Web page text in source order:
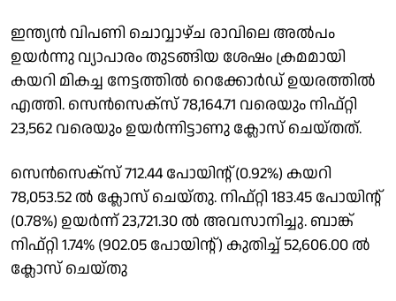
ഇന്ത്യൻ വിപണി ചാെവ്വാഴ്ച രാവിലെ അൽപം
ഉയർന്നു വ്യാപാരം തുടങ്ങിയ ശേഷം ക്രമമായി
കയറി മികച്ച നേട്ടത്തിൽ റെക്കോർഡ് ഉയരത്തിൽ
എത്തി. സെൻസെക്സ് 78,164.71 വരെയും നിഫ്റ്റി
23,562 വരെയും ഉയർന്നിട്ടാണു ക്ലാേസ് ചെയ്തത്.
സെൻസെക്സ് 712.44 പോയിൻ്റ് (0.92%) കയറി
78,053.52 ൽ ക്ലോസ് ചെയ്തു. നിഫ്റ്റി 183.45 പോയിൻ്റ്
(0.78%) ഉയർന്ന് 23,721.30 ൽ അവസാനിച്ചു. ബാങ്ക്
നിഫ്റ്റി 1.74% (902.05 പോയിൻ്റ്) കുതിച്ച് 52,606.00 ൽ
ക്ലോസ് ചെയ്തു